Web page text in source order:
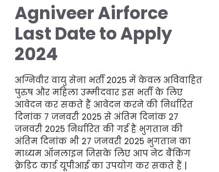
Agniveer Airforce
Last Date to Apply
2024
अग्निवीर वायु सेना भर्ती 2025 में केवल अविवाहित
पुरुष और महिला उम्मीदवार इस भर्ती के लिए
आवेदन कर सकते हैं आवेदन करने की निर्धारित
दिनांक 7 जनवरी 2025 से अंतिम दिनांक 27
जनवरी 2025 निर्धारित की गई है भुगतान की
अंतिम दिनांक भी 27 जनवरी 2025 भुगतान का
माध्यम ऑनलाइन जिसके लिए आप नेट बैंकिंग
क्रेडिट कार्ड यूपीआई का उपयोग कर सकते हैं |